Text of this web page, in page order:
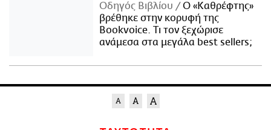
Οδηγός Βιβλίου
Ο «Καθρέφτης»
βρέθηκε στην κορυφή της
Bookvoice. Τι τον ξεχώρισε
ανάμεσα στα μεγάλα best sellers;